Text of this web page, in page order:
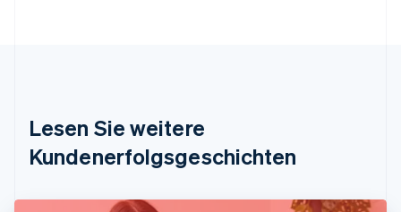
Lesen Sie weitere
Kundenerfolgsgeschichten
DeutschEnglish
English
简体中文English